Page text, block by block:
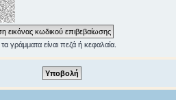
γράμματα είναι πεζά ή κεφαλαία.